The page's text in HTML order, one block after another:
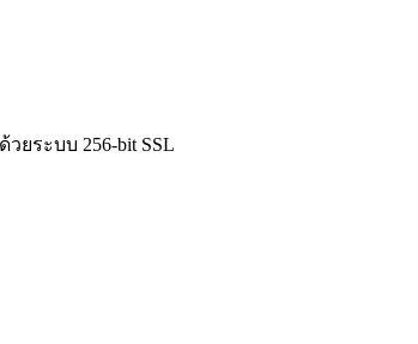
ยระบบ 256-bit SSL